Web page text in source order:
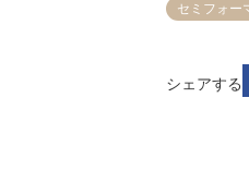
セミフォー
シェアする